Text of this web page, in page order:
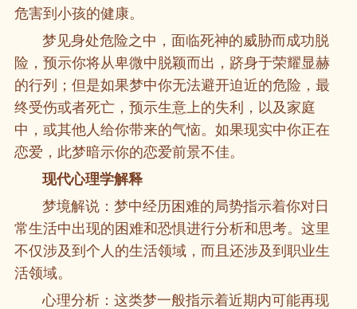
危害到小孩的健康。
梦见身处危险之中，面临死神的威胁而成功脱
险，预示你将从卑微中脱颖而出，跻身于荣耀显赫
的行列；但是如果梦中你无法避开迫近的危险，最
终受伤或者死亡，预示生意上的失利，以及家庭
中，或其他人给你带来的气恼。如果现实中你正在
恋爱，此梦暗示你的恋爱前景不佳。
现代心理学解释
梦境解说：梦中经历困难的局势指示着你对日
常生活中出现的困难和恐惧进行分析和思考。这里
不仅涉及到个人的生活领域，而且还涉及到职业生
活领域。
心理分析：这类梦一般指示着近期内可能再现